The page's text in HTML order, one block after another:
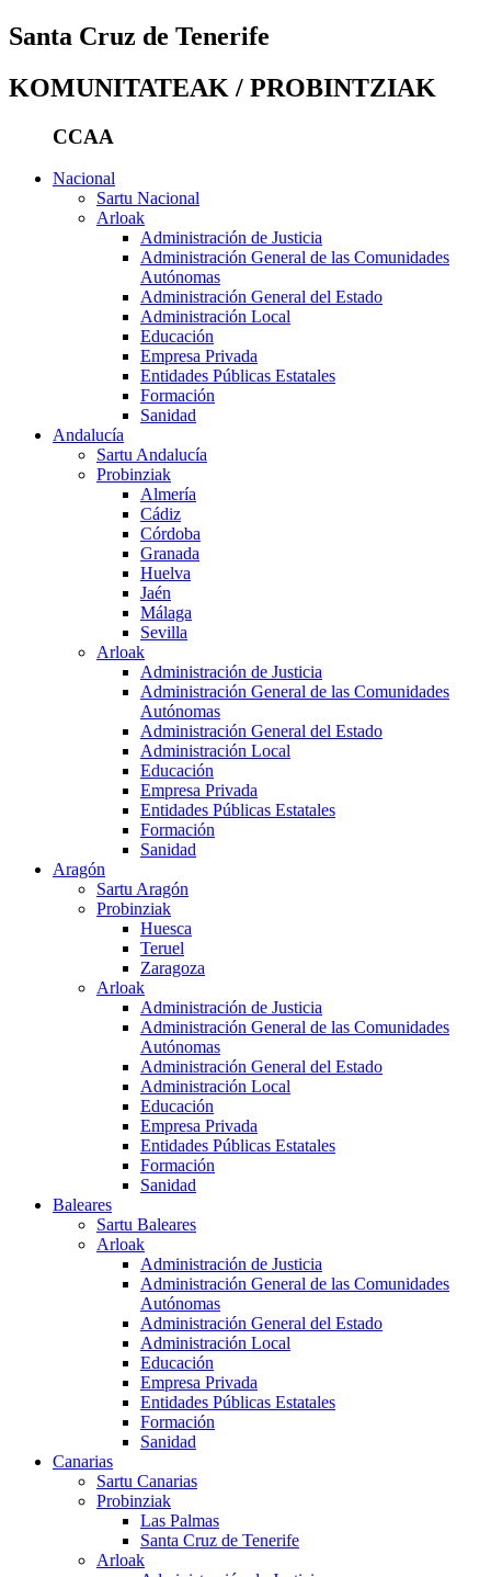
Santa Cruz de Tenerife
KOMUNITATEAK / PROBINTZIAK
CCAA
Nacional
Sartu Nacional
Arloak
Administración de Justicia
Administración General de las Comunidades
Autónomas
Administración General del Estado
Administración Local
Educación
Empresa Privada
Entidades Públicas Estatales
Formación
Sanidad
Andalucía
Sartu Andalucía
Probinziak
Almería
Cádiz
Córdoba
Granada
Huelva
Jaén
Málaga
Sevilla
Arloak
Administración de Justicia
Administración General de las Comunidades
Autónomas
Administración General del Estado
Administración Local
Educación
Empresa Privada
Entidades Públicas Estatales
Formación
Sanidad
Aragón
Sartu Aragón
Probinziak
Huesca
Teruel
Zaragoza
Arloak
Administración de Justicia
Administración General de las Comunidades
Autónomas
Administración General del Estado
Administración Local
Educación
Empresa Privada
Entidades Públicas Estatales
Formación
Sanidad
Baleares
Sartu Baleares
Arloak
Administración de Justicia
Administración General de las Comunidades
Autónomas
Administración General del Estado
Administración Local
Educación
Empresa Privada
Entidades Públicas Estatales
Formación
Sanidad
Canarias
Sartu Canarias
Probinziak
Las Palmas
Santa Cruz de Tenerife
Arloak